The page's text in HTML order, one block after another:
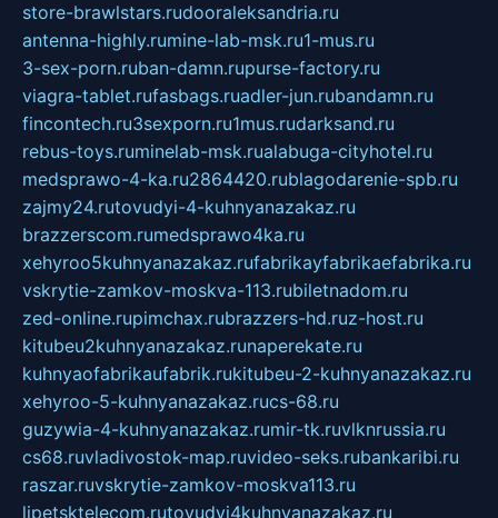
store-brawlstars.rudooraleksandria.ru
antenna-highly.rumine-lab-msk.ru1-mus.ru
3-sex-porn.ruban-damn.rupurse-factory.ru
viagra-tablet.rufasbags.ruadler-jun.rubandamn.ru
fincontech.ru3sexporn.ru1mus.rudarksand.ru
rebus-toys.ruminelab-msk.rualabuga-cityhotel.ru
medsprawo-4-ka.ru2864420.rublagodarenie-spb.ru
zajmy24.rutovudyi-4-kuhnyanazakaz.ru
brazzerscom.rumedsprawo4ka.ru
xehyroo5kuhnyanazakaz.rufabrikayfabrikaefabrika.ru
vskrytie-zamkov-moskva-113.rubiletnadom.ru
zed-online.rupimchax.rubrazzers-hd.ruz-host.ru
kitubeu2kuhnyanazakaz.runaperekate.ru
kuhnyaofabrikaufabrik.rukitubeu-2-kuhnyanazakaz.ru
xehyroo-5-kuhnyanazakaz.rucs-68.ru
guzywia-4-kuhnyanazakaz.rumir-tk.ruvlknrussia.ru
cs68.ruvladivostok-map.ruvideo-seks.rubankaribi.ru
raszar.ruvskrytie-zamkov-moskva113.ru
lipetsktelecom.rutovudyi4kuhnyanazakaz.ru